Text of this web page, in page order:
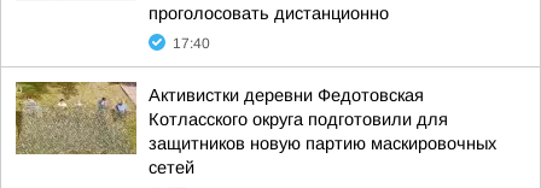
проголосовать дистанционно
17:40
Активистки деревни Федотовская
Котласского округа подготовили для
защитников новую партию маскировочных
сетей